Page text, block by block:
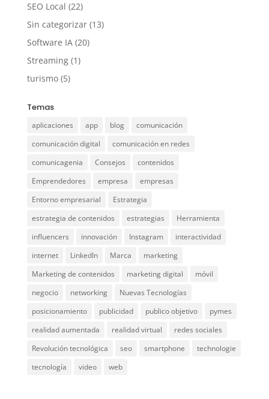
SEO Local (22)
Sin categorizar(13)
Software IA(20)
Streaming(1)
turismo(5)
Temas
aplicaciones app blog
comunicación
comunicación digital
comunicación en redes
comunicagenia
Consejos
contenidos
Emprendedores
empresa
empresas
Entorno empresarial
Estrategia
estrategia de contenidos
estrategias
Herramienta
influencers
innovación Instagram
interactividad
internet
LinkedIn Marca
marketing
Marketing de contenidos
marketing digital
móvil
negocio
networking
Nuevas Tecnologías
posicionamiento
publicidad publico objetivo
pymes
realidad aumentada
realidad virtual
redes sociales
Revolución tecnológica
seo smartphone
technologie
tecnología
video web